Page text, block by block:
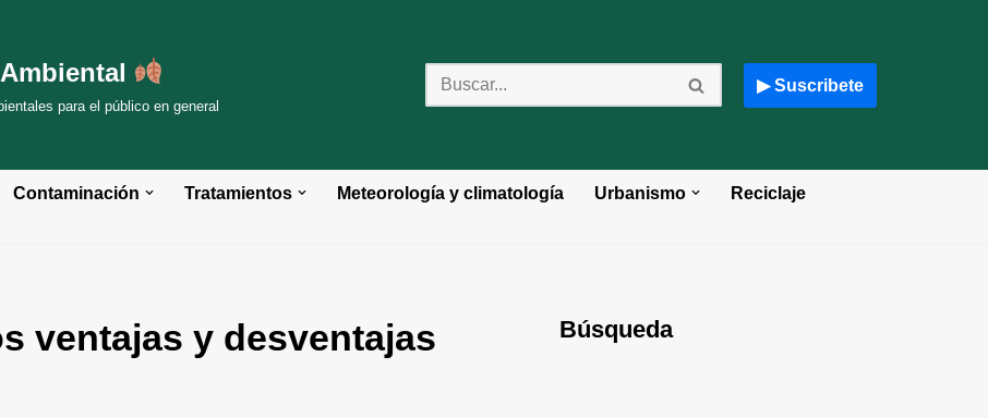
para el público en general
▶ Suscribete
Contaminación Tratamientos Meteorología y climatología Urbanismo
Reciclaje
ventajas y desventajas
Búsqueda